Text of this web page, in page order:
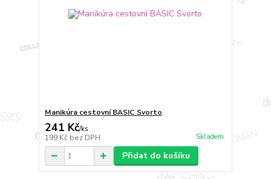
Manikúra cestovní BASIC Svorto
241 Kč/ks
199 Kč bez DPH Skladem
Přidat do košíku